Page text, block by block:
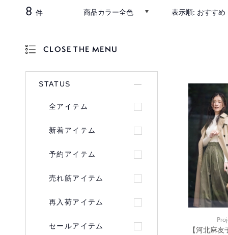
8 件 商品カラー全色 表示順: おすすめ
CLOSE THE MENU
STATUS
全アイテム
新着アイテム
予約アイテム
売れ筋アイテム
再入荷アイテム
セールアイテム
【河北麻